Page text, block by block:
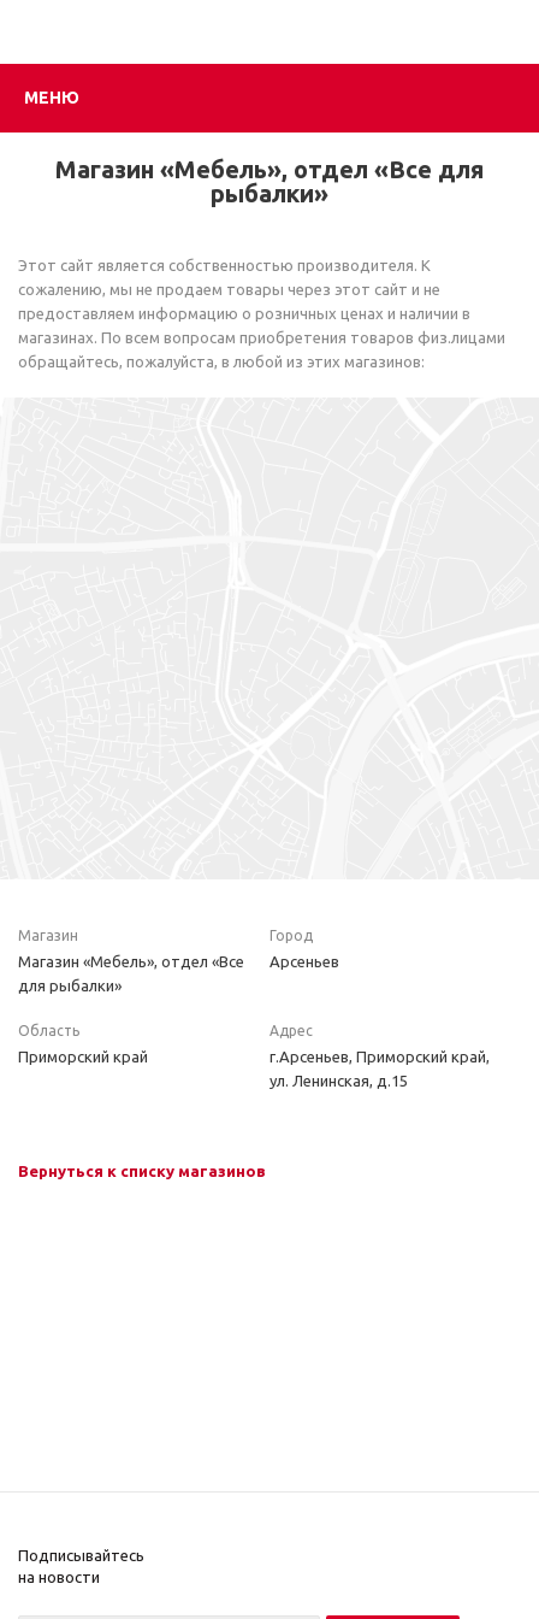
МЕНЮ
Магазин «Мебель», отдел «Все для
рыбалки»
Этот сайт является собственностью производителя. К
сожалению, мы не продаем товары через этот сайт и не
предоставляем информацию о розничных ценах и наличии в
магазинах. По всем вопросам приобретения товаров физ.лицами
обращайтесь, пожалуйста, в любой из этих магазинов:
Магазин
Магазин «Мебель», отдел «Все
для рыбалки»
Город
Арсеньев
Область
Приморский край
Адрес
г.Арсеньев, Приморский край,
ул. Ленинская, д.15
Вернуться к списку магазинов
Подписывайтесь
на новости